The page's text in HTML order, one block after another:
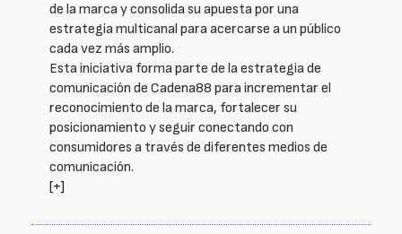
de la marca y consolida su apuesta por una
estrategia multicanal para acercarse a un público
cada vez más amplio.
Esta iniciativa forma parte de la estrategia de
comunicación de Cadena88 para incrementar el
reconocimiento de la marca, fortalecer su
posicionamiento y seguir conectando con
consumidores a través de diferentes medios de
comunicación.
[+]